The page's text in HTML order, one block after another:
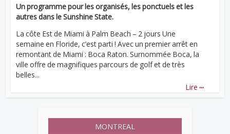
Un programme pour les organisés, les ponctuels et les
autres dans le Sunshine State.
La côte Est de Miami à Palm Beach – 2 jours Une
semaine en Floride, c’est parti ! Avec un premier arrêt en
remontant de Miami : Boca Raton. Surnommée Boca, la
ville offre de magnifiques parcours de golf et de très
belles...
Lire ...
MONTREAL